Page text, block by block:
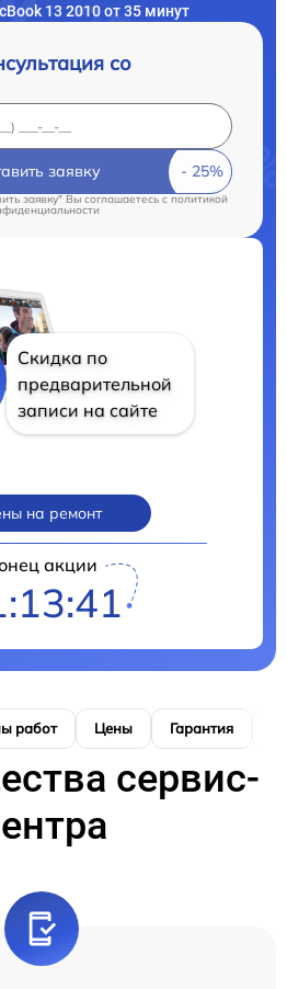
13 2010 от 35 минут
со
заявку
заявку" Вы соглашаетесь cполитикой
Скидка по
предварительной
записи на сайте
на ремонт
акции
работ Цены Гарантия
сервис-